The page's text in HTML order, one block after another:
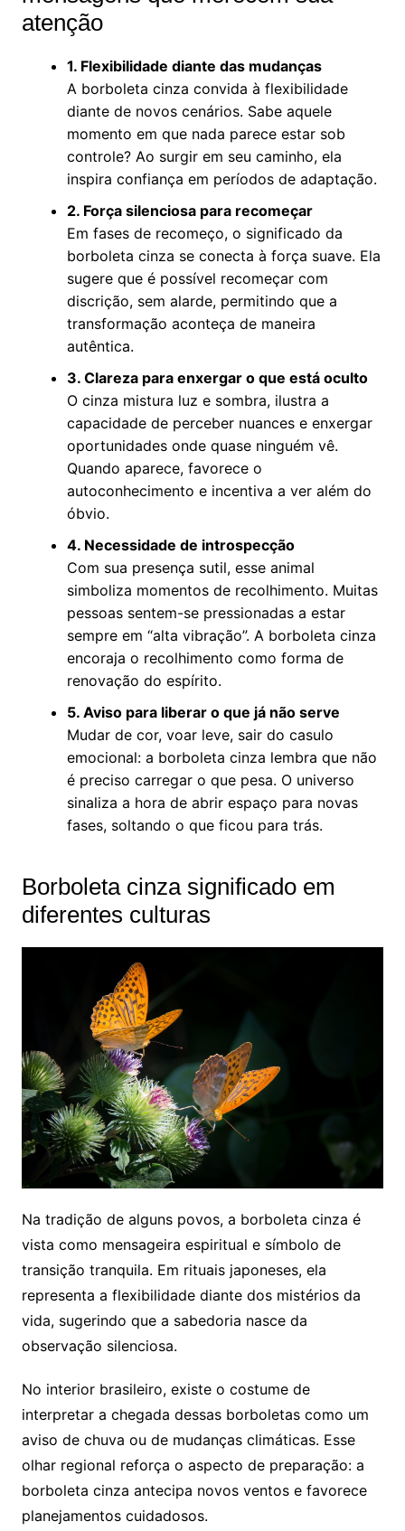
atenção
1. Flexibilidade diante das mudanças
A borboleta cinza convida à flexibilidade
diante de novos cenários. Sabe aquele
momento em que nada parece estar sob
controle? Ao surgir em seu caminho, ela
inspira confiança em períodos de adaptação.
2. Força silenciosa para recomeçar
Em fases de recomeço, o significado da
borboleta cinza se conecta à força suave. Ela
sugere que é possível recomeçar com
discrição, sem alarde, permitindo que a
transformação aconteça de maneira
autêntica.
3. Clareza para enxergar o que está oculto
O cinza mistura luz e sombra, ilustra a
capacidade de perceber nuances e enxergar
oportunidades onde quase ninguém vê.
Quando aparece, favorece o
autoconhecimento e incentiva a ver além do
óbvio.
4. Necessidade de introspecção
Com sua presença sutil, esse animal
simboliza momentos de recolhimento. Muitas
pessoas sentem-se pressionadas a estar
sempre em “alta vibração”. A borboleta cinza
encoraja o recolhimento como forma de
renovação do espírito.
5. Aviso para liberar o que já não serve
Mudar de cor, voar leve, sair do casulo
emocional: a borboleta cinza lembra que não
é preciso carregar o que pesa. O universo
sinaliza a hora de abrir espaço para novas
fases, soltando o que ficou para trás.
Borboleta cinza significado em
diferentes culturas
Na tradição de alguns povos, a borboleta cinza é
vista como mensageira espiritual e símbolo de
transição tranquila. Em rituais japoneses, ela
representa a flexibilidade diante dos mistérios da
vida, sugerindo que a sabedoria nasce da
observação silenciosa.
No interior brasileiro, existe o costume de
interpretar a chegada dessas borboletas como um
aviso de chuva ou de mudanças climáticas. Esse
olhar regional reforça o aspecto de preparação: a
borboleta cinza antecipa novos ventos e favorece
planejamentos cuidadosos.